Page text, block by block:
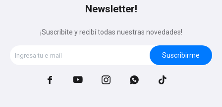
Newsletter!
¡Suscribite y recibí todas nuestras novedades!
Suscribirme
    